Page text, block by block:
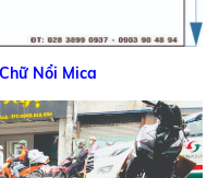
Nổi Mica